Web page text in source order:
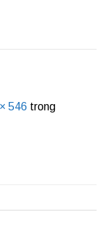
546 trong